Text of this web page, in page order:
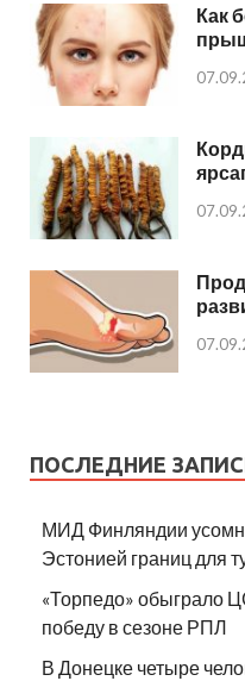
Как
ПОСЛЕДНИЕ
МИД Финляндии
Эстонией границ для
«Торпедо» обыграло
победу в сезоне РПЛ
В Донецке четыре